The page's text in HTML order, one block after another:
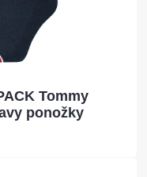
Tommy
ponožky